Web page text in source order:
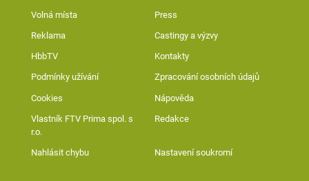
Volná místa Press
Reklama Castingy a výzvy
HbbTV Kontakty
Podmínky užívání Zpracování osobních údajů
Cookies Nápověda
Vlastník FTV Prima spol. s
r.o.
Redakce
Nahlásit chybu Nastavení soukromí